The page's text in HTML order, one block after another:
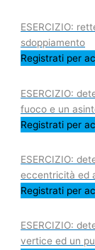
ESERCIZIO:
sdoppiamento
Registrati per
ESERCIZIO:
fuoco e un
Registrati per
ESERCIZIO:
eccentricità ed
Registrati per
ESERCIZIO:
vertice ed un